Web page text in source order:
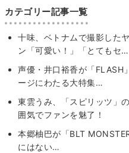
カテゴリー記事一覧
十味、ベトナムで撮影した
ン「可愛い！」「とてもセ…
声優・井口裕香が「FLASH
ージにわたる大特集…
東雲うみ、「スピリッツ」
囲気でファンを魅了！
本郷柚巴が「BLT
にはない…